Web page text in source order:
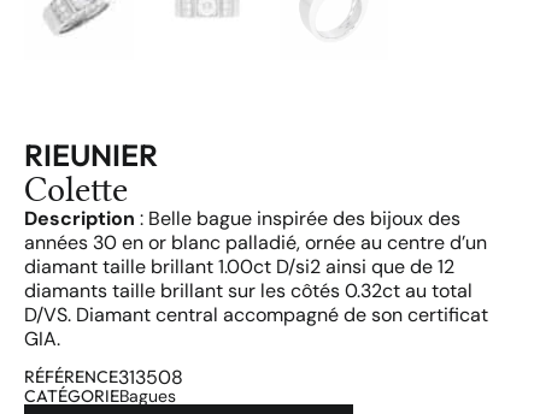
RIEUNIER
Colette
Description : Belle bague inspirée des bijoux des
années 30 en or blanc palladié, ornée au centre d’un
diamant taille brillant 1.00ct D/si2 ainsi que de 12
diamants taille brillant sur les côtés 0.32ct au total
D/VS. Diamant central accompagné de son certificat
GIA.
RÉFÉRENCE313508
CATÉGORIEBagues